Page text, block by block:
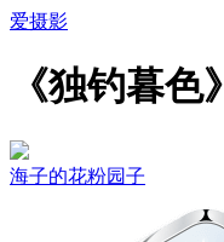
爱摄影
《独钓暮色》
海子的花粉园子